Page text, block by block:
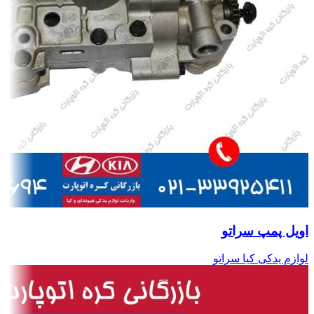
اویل پمپ سراتو
لوازم یدکی کیا سراتو